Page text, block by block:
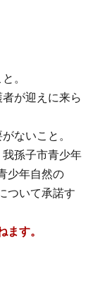
。
が迎えに来ら
ないこと。
我孫子市青少年
少年自然の
ついて承諾す
す。